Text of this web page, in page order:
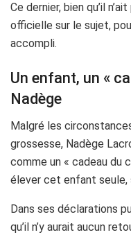
Ce dernier, bien qu’il
officielle sur le sujet,
accompli.
Un enfant, un «
Nadège
Malgré les
grossesse, Nadège
comme un « cadeau du
élever cet enfant seule,
Dans ses déclarations
qu’il n’y aurait aucun